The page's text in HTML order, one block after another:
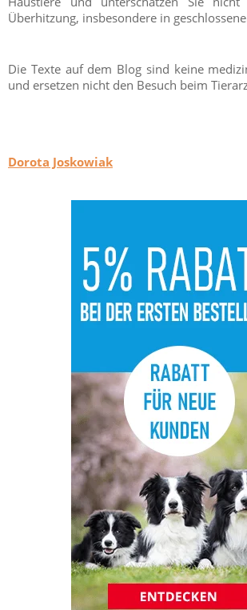
Überhitzung, insbesondere in
Die Texte auf dem Blog sind keine
und ersetzen nicht den Besuch beim
Dorota Joskowiak